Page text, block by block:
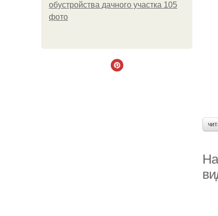
обустройства дачного участка 105
фото